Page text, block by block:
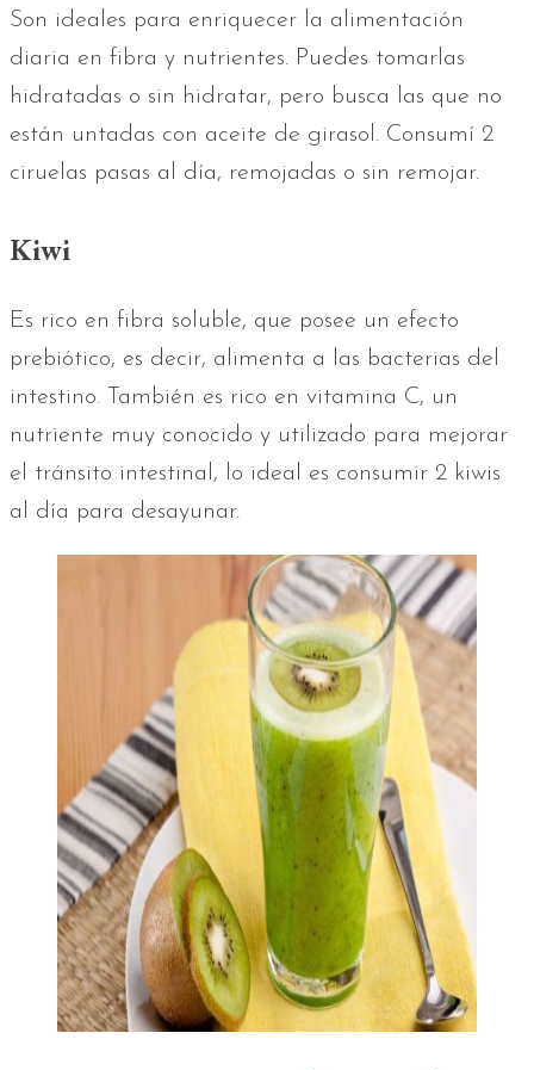
Son ideales para enriquecer la alimentación
diaria en fibra y nutrientes. Puedes tomarlas
hidratadas o sin hidratar, pero busca las que no
están untadas con aceite de girasol. Consumí 2
ciruelas pasas al día, remojadas o sin remojar.
Kiwi
Es rico en fibra soluble, que posee un efecto
prebiótico, es decir, alimenta a las bacterias del
intestino. También es rico en vitamina C, un
nutriente muy conocido y utilizado para mejorar
el tránsito intestinal, lo ideal es consumir 2 kiwis
al día para desayunar.